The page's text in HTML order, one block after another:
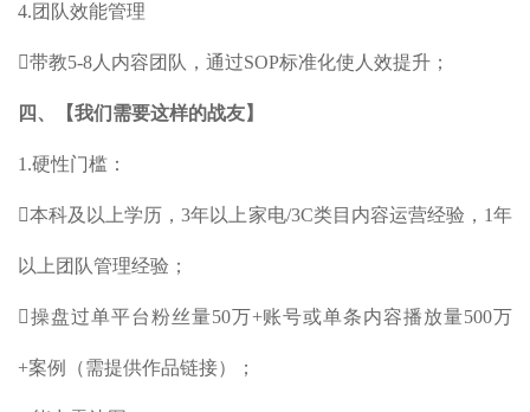
4.团队效能管理
带教5-8人内容团队，通过SOP标准化使人效提升；
四、【我们需要这样的战友】
1.硬性门槛：
本科及以上学历，3年以上家电/3C类目内容运营经验，1年
以上团队管理经验；
操盘过单平台粉丝量50万+账号或单条内容播放量500万
+案例（需提供作品链接）；